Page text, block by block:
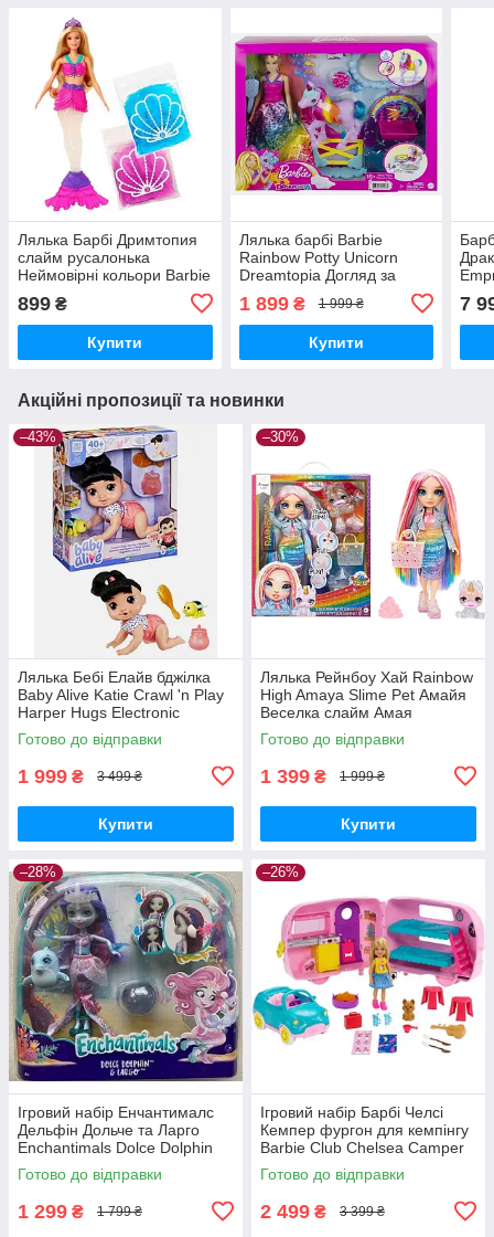
Лялька Барбі Дримтопия
слайм русалонька
Неймовірні кольори Barbie
Dreamtopia Slime Mermaid
899 ₴
Купити
Лялька барбі Barbie
Rainbow Potty Unicorn
Dreamtopia Догляд за
(GTG01)
1 899₴ 1 999 ₴
Купити
7
Акційні пропозиції та новинки
–43%
Лялька Бебі Елайв бджілка
Baby Alive Katie Crawl 'n Play
Harper Hugs Electronic
Crawling
Готово до відправки
1 999 ₴ 3 499 ₴
Купити
–30%
Лялька Рейнбоу Хай Rainbow
High Amaya Slime Pet Амайя
Веселка слайм Амая
Готово до відправки
1 399 ₴ 1 999 ₴
Купити
–28%
Ігровий набір Енчантималс
Дельфін Дольче та Ларго
Enchantimals Dolce Dolphin
Largo FKV55
Готово до відправки
1 299 ₴ 1 799 ₴
–26%
Ігровий набір Барбі Челсі
Кемпер фургон для кемпінгу
Barbie Club Chelsea Camper
Готово до відправки
2 499 ₴ 3 399 ₴